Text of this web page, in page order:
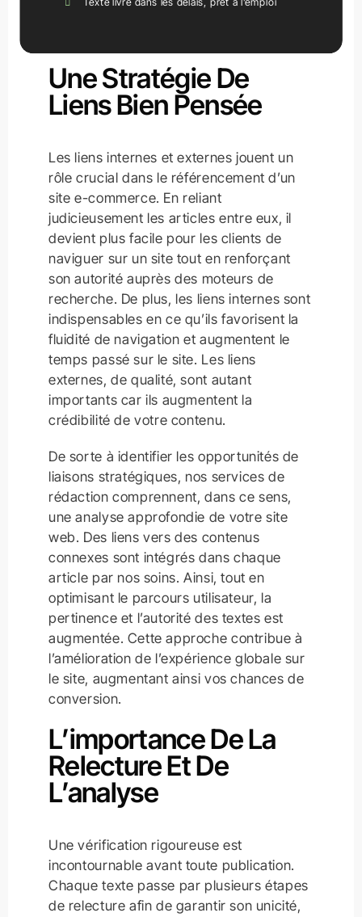
Une Stratégie De
Liens Bien Pensée
Les liens internes et externes jouent un
rôle crucial dans le référencement d’un
site e-commerce. En reliant
judicieusement les articles entre eux, il
devient plus facile pour les clients de
naviguer sur un site tout en renforçant
son autorité auprès des moteurs de
recherche. De plus, les liens internes sont
indispensables en ce qu’ils favorisent la
fluidité de navigation et augmentent le
temps passé sur le site. Les liens
externes, de qualité, sont autant
importants car ils augmentent la
crédibilité de votre contenu.
De sorte à identifier les opportunités de
liaisons stratégiques, nos services de
rédaction comprennent, dans ce sens,
une analyse approfondie de votre site
web. Des liens vers des contenus
connexes sont intégrés dans chaque
article par nos soins. Ainsi, tout en
optimisant le parcours utilisateur, la
pertinence et l’autorité des textes est
augmentée. Cette approche contribue à
l’amélioration de l’expérience globale sur
le site, augmentant ainsi vos chances de
conversion.
L’importance De La
Relecture Et De
L’analyse
Une vérification rigoureuse est
incontournable avant toute publication.
Chaque texte passe par plusieurs étapes
de relecture afin de garantir son unicité,